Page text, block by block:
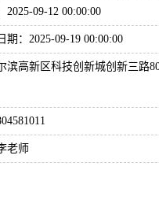
2025-09-12 00:00:00
期：2025-09-19 00:00:00
滨高新区科技创新城创新三路
老师